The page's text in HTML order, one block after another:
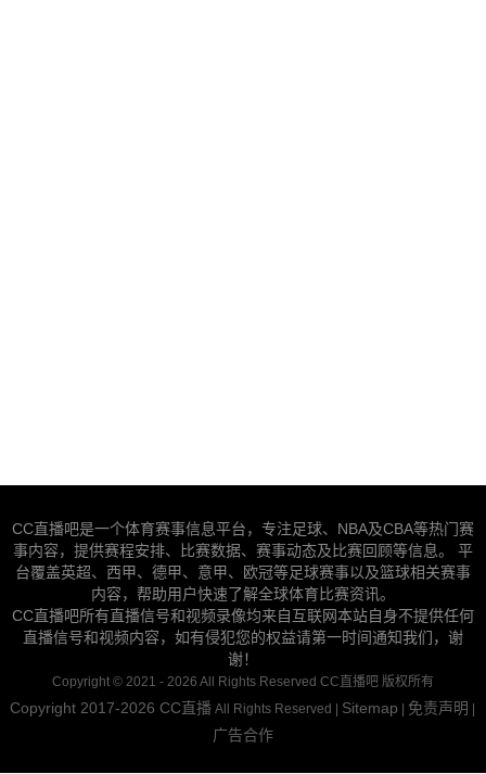
CC直播吧是一个体育赛事信息平台，专注足球、NBA及CBA等热门赛
事内容，提供赛程安排、比赛数据、赛事动态及比赛回顾等信息。 平
台覆盖英超、西甲、德甲、意甲、欧冠等足球赛事以及篮球相关赛事
内容，帮助用户快速了解全球体育比赛资讯。
CC直播吧所有直播信号和视频录像均来自互联网本站自身不提供任何
直播信号和视频内容，如有侵犯您的权益请第一时间通知我们，谢
谢！
Copyright © 2021 - 2026 All Rights Reserved CC直播吧 版权所有
Copyright 2017-2026CC直播 All Rights Reserved | Sitemap 免责声明
广告合作